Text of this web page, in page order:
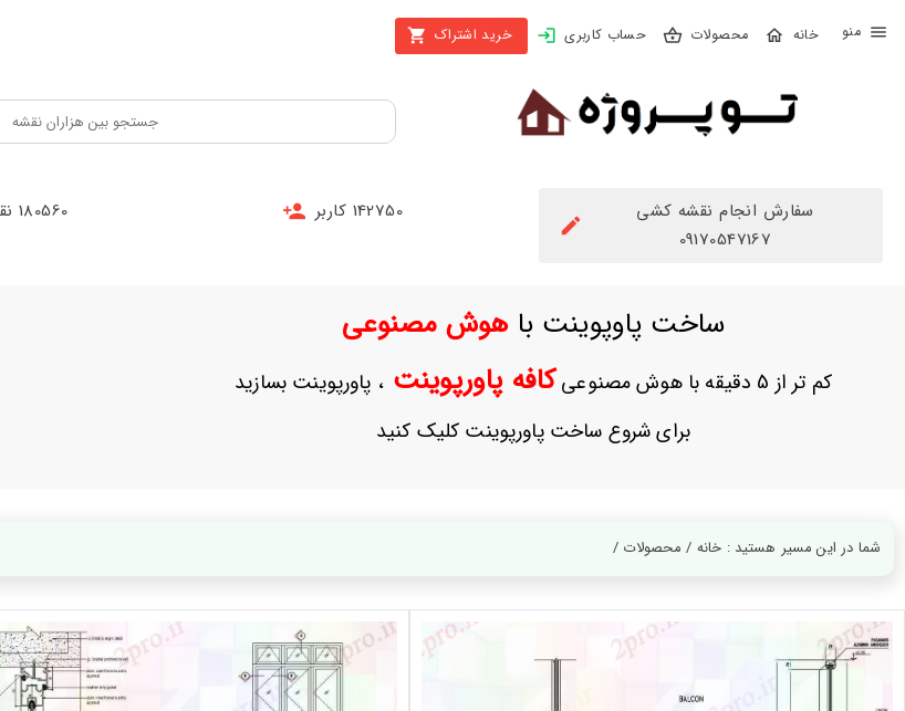
محصولات حساب کاربری خرید اشتراک
بستن
محصولات
حساب
ثبت
نام
بازیابی
سفارش انجام نقشه کشی
09170547167
142750 کاربر 180560 نقشه و دتایل
ساخت پاوپوینت باهوش مصنوعی
کم تر از 5 دقیقه با هوش مصنوعی کافه پاورپوینت، پاورپوینت بسازید
برای شروع ساخت پاورپوینت کلیک کنید
شما در این مسیر هستید : خانه / محصولات /